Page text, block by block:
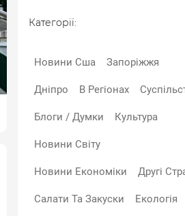
Категорії:
Новини Сша Запоріжжя
Дніпро В Регіонах
Блоги / Думки Культура
Новини Світу
Новини Економіки Другі
Салати Та Закуски Екологія